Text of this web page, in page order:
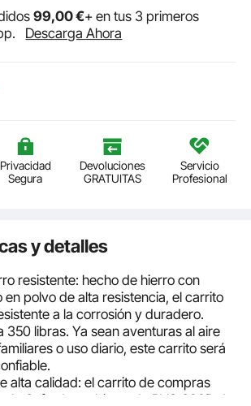
99,00€+ en tus 3 primeros
Descarga Ahora
Privacidad
Segura
Devoluciones
GRATUITAS
Servicio
Profesional
y detalles
resistente: hecho de hierro con
en polvo de alta resistencia, el carrito
a la corrosión y duradero.
350 libras. Ya sean aventuras al aire
o uso diario, este carrito será
alta calidad: el carrito de compras
Oxford recubierta de PVC 600D de